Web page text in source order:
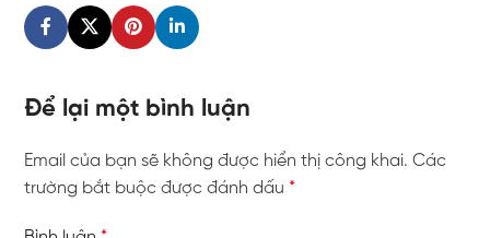
Để lại một bình luận
Email của bạn sẽ không được hiển thị công khai. Các
trường bắt buộc được đánh dấu *